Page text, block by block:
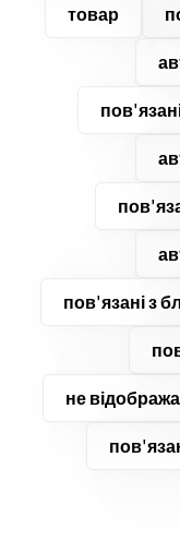
товар
пов'язані з
не